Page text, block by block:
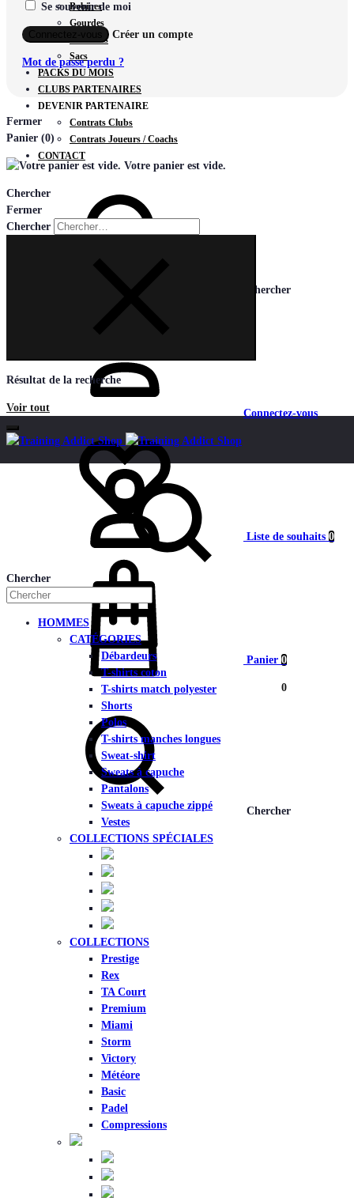
Bobines
Gourdes
Serviettes
Sacs
PACKS DU MOIS
CLUBS PARTENAIRES
DEVENIR PARTENAIRE
Contrats Clubs
Contrats Joueurs / Coachs
CONTACT
Chercher
Connectez-vous
Liste de souhaits 0
Panier 0
Se souvenir de moi
Créer un compte
Mot de passe perdu ?
Fermer
Panier (0)
Votre panier est vide.
Chercher
Fermer
Chercher
Résultat de la recherche
Voir tout
0
Chercher
Chercher
HOMMES
CATÉGORIES
Débardeurs
T-shirts coton
T-shirts match polyester
Shorts
Polos
T-shirts manches longues
Sweat-shirt
Sweats à capuche
Pantalons
Sweats à capuche zippé
Vestes
COLLECTIONS SPÉCIALES
COLLECTIONS
Prestige
Rex
TA Court
Premium
Miami
Storm
Victory
Météore
Basic
Padel
Compressions